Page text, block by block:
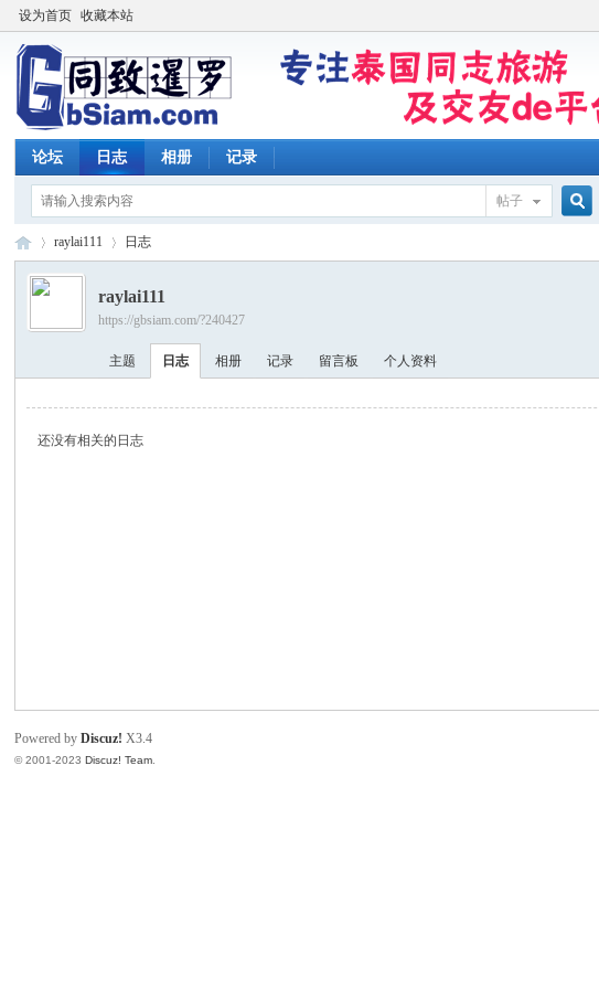
设为首页 收藏本站
论坛 日志 相册 记录
帖子
›
raylai111 日志
raylai111
https://gbsiam.com/?240427
主题 日志 相册 记录 留言板 个人资料
还没有相关的日志
Powered byDiscuz! X3.4
© 2001-2023Discuz! Team